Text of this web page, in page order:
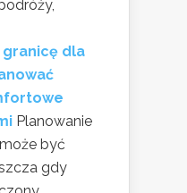
granicę dla
Planowanie
być
gdy